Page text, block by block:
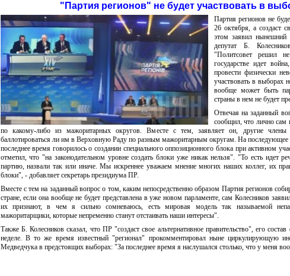
"Партия регионов" не будет участвовать в
Партия регионов не
26 октября, а создаст
этом заявил нынешний
депутат Б.
"Политсовет решил
государстве идет
провести физически
участвовать в выборах
вообще может быть
страны в нем не будет
Отвечая на заданный
сообщил, что лично сам
по какому-либо из мажоритарных округов. Вместе с тем, заявляет он, другие члены
баллотироваться ли им в Верховную Раду по разным мажоритарным округам. На последующее
последнее время говорилось о создании специального оппозиционного блока при активном
отметил, что "на законодательном уровне создать блоки уже никак нельзя". "То есть идет
партию, назвали так или иначе. Мы искреннее уважаем мнение многих наших коллег, их
блоки", - добавляет секретарь президиума ПР.
Вместе с тем на заданный вопрос о том, каким непосредственно образом Партия регионов
стране, если она вообще не будет представлена в уже новом парламенте, сам Колесников
их признают, в чем я сильно сомневаюсь, есть мировая модель так называемой
мажоритарщики, которые непременно станут отстаивать наши интересы".
Также Б. Колесников сказал, что ПР "создаст свое альтернативное правительство", его
неделе. В то же время известный "регионал" прокомментировал ныне циркулирующую
Медведчука в предстоящих выборах: "За последнее время я наслушался столько, что у меня